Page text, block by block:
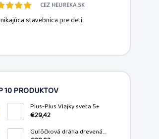
CEZ HEUREKA.SK
stavebnica pre deti
10 PRODUKTOV
Plus-Plus Vlajky sveta 5+
€29,42
Guľôčková dráha drevená